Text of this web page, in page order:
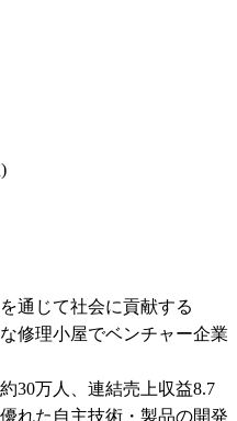
通じて社会に貢献する
修理小屋でベンチャー企業
30万人、連結売上収益8.7
れた自主技術・製品の開発